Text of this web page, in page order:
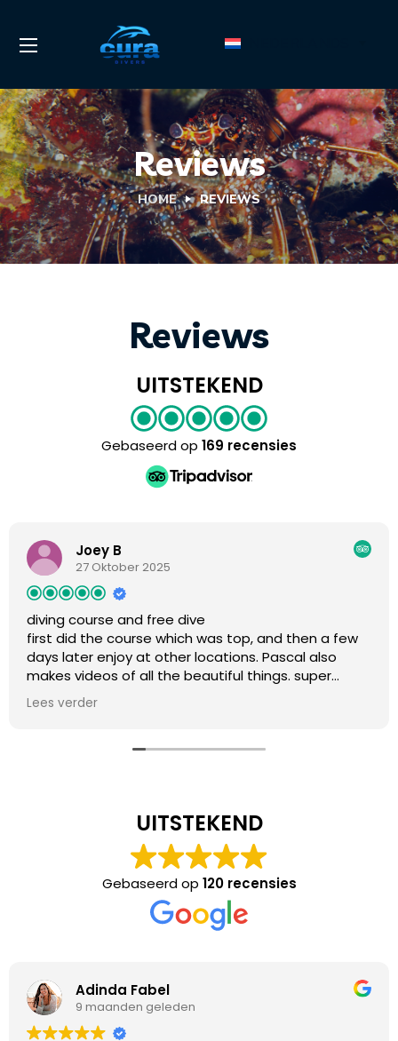
Reviews
HOME REVIEWS
Reviews
UITSTEKEND
Gebaseerd op 169 recensies
Joey B
27 Oktober 2025
diving course and free dive
first did the course which was top, and then a few
days later enjoy at other locations. Pascal also
makes videos of all the beautiful things. super
friendly, with the right amount of humor and kwa
safety take seriously. in short if you want to enjoy
Lees verder
UITSTEKEND
Gebaseerd op 120 recensies
Adinda Fabel
9 maanden geleden